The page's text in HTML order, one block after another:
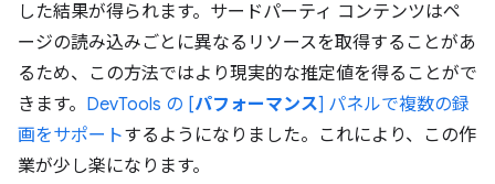
した結果が得られます。サードパーティ コンテンツはペ
ージの読み込みごとに異なるリソースを取得することがあ
るため、この方法ではより現実的な推定値を得ることがで
きます。 DevTools の [パフォーマンス] パネルで複数の録
画をサポートするようになりました。これにより、この作
業が少し楽になります。